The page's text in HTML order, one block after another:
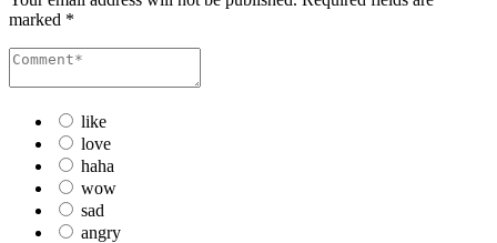
marked *
like
love
haha
wow
sad
angry